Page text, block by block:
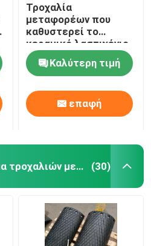
Τροχαλία
μεταφορέων που
καθυστερεί το
κεραμικό λαστιχένιο
φύλλο επιστρώματος
με το συνδέοντας
στρώμα ΣΟ
Καλύτερη τιμή
επαφή
Μονωτικό περίβλημα τροχαλιών μεταφορέων (30)